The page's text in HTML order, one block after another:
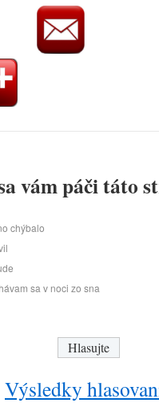
vám páči táto
chýbalo
sa v noci zo sna
Výsledky